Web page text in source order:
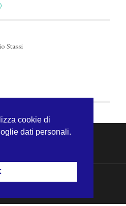
Stassi
CECCHINI —SU ↑
cookie di
dati personali.